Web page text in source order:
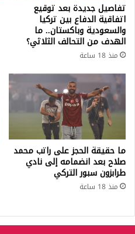
تفاصيل جديدة بعد توقيع
اتفاقية الدفاع بين تركيا
والسعودية وباكستان.. ما
الهدف من التحالف الثلاثي؟
منذ 18 ساعة
ما حقيقة الحجز على راتب محمد
صلاح بعد انضمامه إلى نادي
طرابزون سبور التركي
منذ 18 ساعة